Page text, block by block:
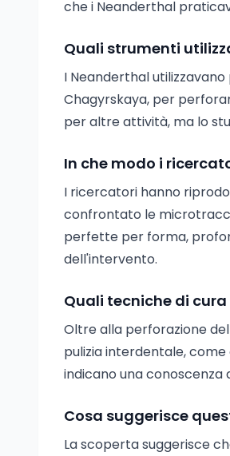
che i Neanderthal
Quali strumenti
I Neanderthal
Chagyrskaya, per
per altre attività, ma lo
In che modo i
I ricercatori hanno
confrontato le
perfette per forma,
dell'intervento.
Quali tecniche di
Oltre alla perforazione
pulizia interdentale,
indicano una conoscenza
Cosa suggerisce
La scoperta suggerisce